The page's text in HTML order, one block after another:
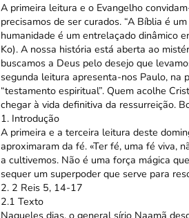
A primeira leitura e o Evangelho
precisamos de ser curados. “A Bíblia é
humanidade é um entrelaçado dinâmico
Ko). A nossa história está aberta ao
buscamos a Deus pelo desejo que
segunda leitura apresenta-nos Paulo, na
“testamento espiritual”. Quem acolhe
chegar à vida definitiva da ressurreição.
1. Introdução
A primeira e a terceira leitura deste
aproximaram da fé. «Ter fé, uma fé viva,
a cultivemos. Não é uma força mágica
sequer um superpoder que serve para
2. 2 Reis 5, 14-17
2.1 Texto